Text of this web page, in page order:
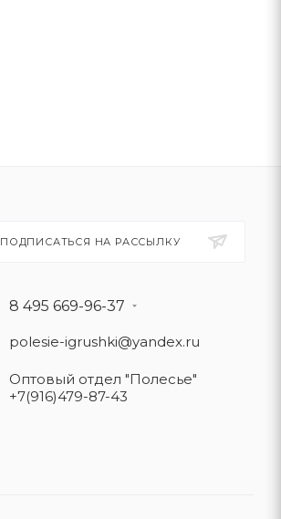
ПОДПИСАТЬСЯ НА РАССЫЛКУ
8 495 669-96-37
polesie-igrushki@yandex.ru
Оптовый отдел "Полесье"
+7(916)479-87-43